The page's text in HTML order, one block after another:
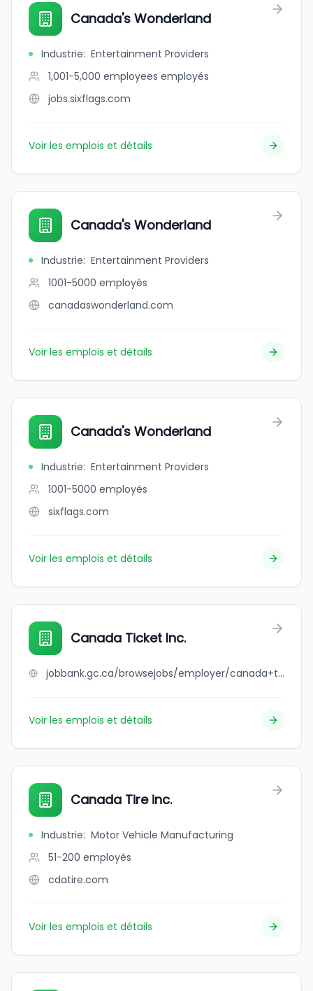
Canada's Wonderland
Industrie: Entertainment Providers
1,001-5,000 employees employés
jobs.sixflags.com
Voir les emplois et détails
Canada's Wonderland
Industrie: Entertainment Providers
1001-5000 employés
canadaswonderland.com
Voir les emplois et détails
Canada's Wonderland
Industrie: Entertainment Providers
1001-5000 employés
sixflags.com
Voir les emplois et détails
Canada Ticket Inc.
jobbank.gc.ca/browsejobs/employer/canada+ticket+inc./ca
Voir les emplois et détails
Canada Tire inc.
Industrie: Motor Vehicle Manufacturing
51-200 employés
cdatire.com
Voir les emplois et détails